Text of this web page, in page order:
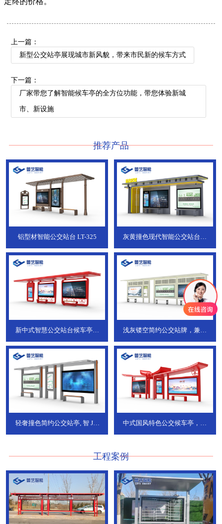
上一篇：
新型公交站亭展现城市新风貌，带来市民新的候车方式
下一篇：
厂家带您了解智能候车亭的全方位功能，带您体验新城
市、新设施
推荐产品
铝型材智能公交站台 LT-325
灰黄撞色现代智能公交站台，
新中式智慧公交站台候车亭，
浅灰镂空简约公交站牌，兼具
轻奢撞色简约公交站亭, 智 JT-
中式国风特色公交候车亭，承
工程案例